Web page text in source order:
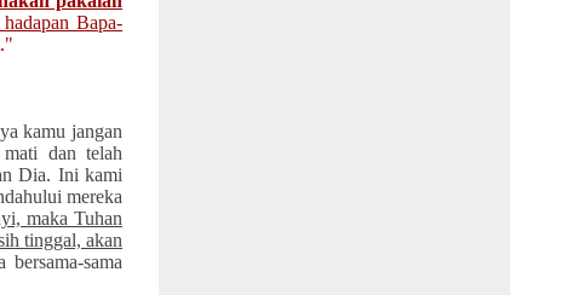
Bapa-
kamu jangan
dan telah
Dia. Ini kami
mereka
maka Tuhan
tinggal,akan
sama